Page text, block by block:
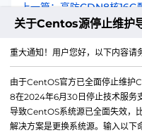
上一篇：高防CDN8核
关于Centos源停止维护
重大通知！用户您好，以下内容请
由于CentOS官方已全面停止维护
8在2024年6月30日停止技术服务
导致CentOS系统源已全面失效，
解决方案是更换系统源。输入以下